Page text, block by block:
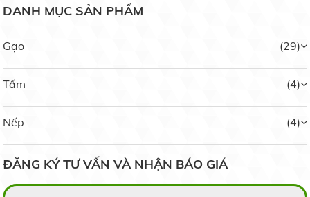
DANH MỤC SẢN PHẨM
Gạo (29)
Tấm (4)
Nếp (4)
ĐĂNG KÝ TƯ VẤN VÀ NHẬN BÁO GIÁ